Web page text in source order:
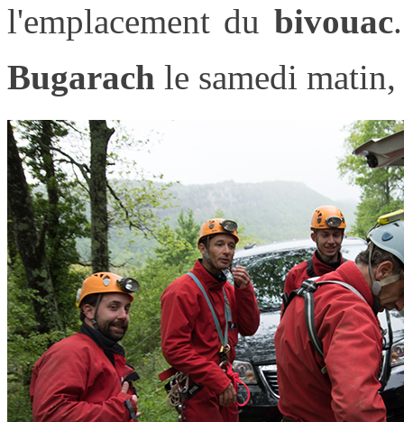
l'emplacement du bivouac
Bugarach le samedi